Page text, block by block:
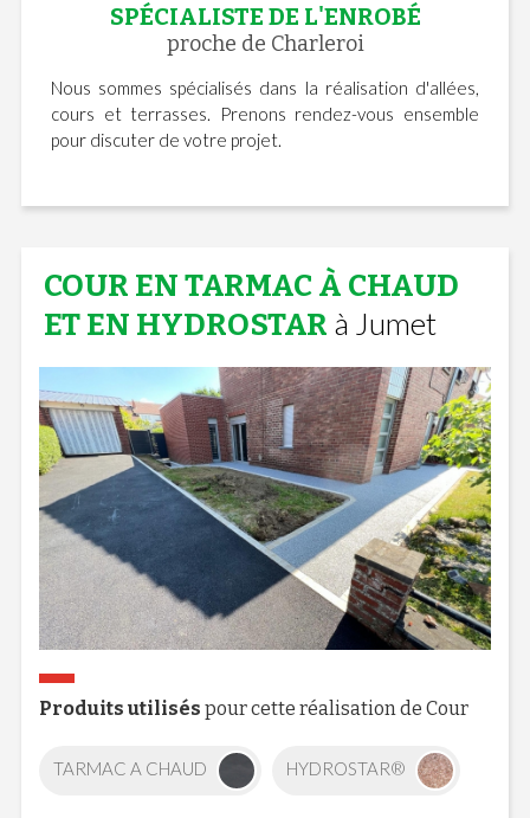
SPÉCIALISTE DE L'ENROBÉ
proche de Charleroi
Nous sommes spécialisés dans la réalisation d'allées,
cours et terrasses. Prenons rendez-vous ensemble
pour discuter de votre projet.
COUR EN TARMAC À CHAUD
ET EN HYDROSTAR à Jumet
Produits utilisés pour cette réalisation de Cour
TARMAC A CHAUD HYDROSTAR®